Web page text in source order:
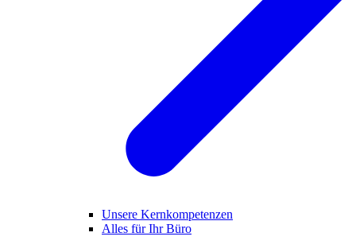
Unsere Kernkompetenzen
Alles für Ihr Büro